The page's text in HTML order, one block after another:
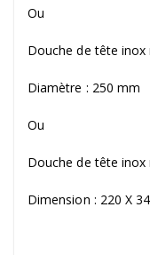
Ou
Douche de tête
Diamètre : 250 mm
Ou
Douche de tête
Dimension : 220 X